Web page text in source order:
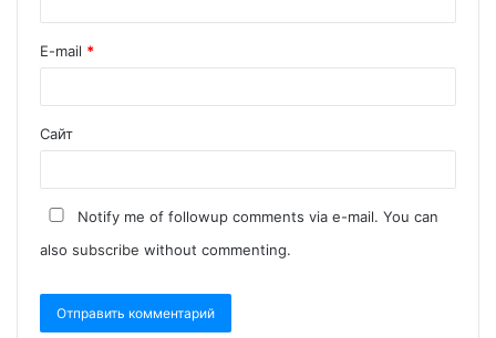
E-mail *
Сайт
Notify me of followup comments via e-mail. You can
also subscribe without commenting.